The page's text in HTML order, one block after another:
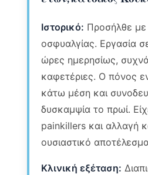
Ιστορικό: Προσήλθε με
οσφυαλγίας. Εργασία
ώρες ημερησίως,
καφετέριες. Ο πόνος
κάτω μέση και
δυσκαμψία το πρωί.
painkillers και αλλαγή
ουσιαστικό
Κλινική εξέταση: